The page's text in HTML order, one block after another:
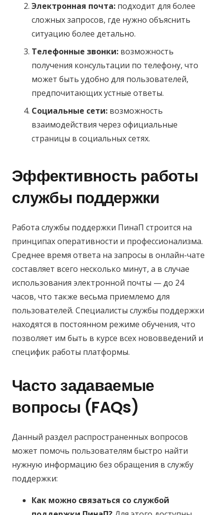
Электронная почта: подходит для более
сложных запросов, где нужно объяснить
ситуацию более детально.
Телефонные звонки: возможность
получения консультации по телефону, что
может быть удобно для пользователей,
предпочитающих устные ответы.
Социальные сети: возможность
взаимодействия через официальные
страницы в социальных сетях.
Эффективность работы
службы поддержки
Работа службы поддержки ПинаП строится на
принципах оперативности и профессионализма.
Среднее время ответа на запросы в онлайн-чате
составляет всего несколько минут, а в случае
использования электронной почты — до 24
часов, что также весьма приемлемо для
пользователей. Специалисты службы поддержки
находятся в постоянном режиме обучения, что
позволяет им быть в курсе всех нововведений и
специфик работы платформы.
Часто задаваемые
вопросы (FAQs)
Данный раздел распространенных вопросов
может помочь пользователям быстро найти
нужную информацию без обращения в службу
поддержки:
Как можно связаться со службой